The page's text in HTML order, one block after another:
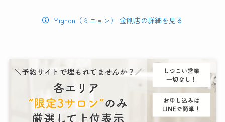
Mignon（ミニョン） 金剛店の詳細を見る